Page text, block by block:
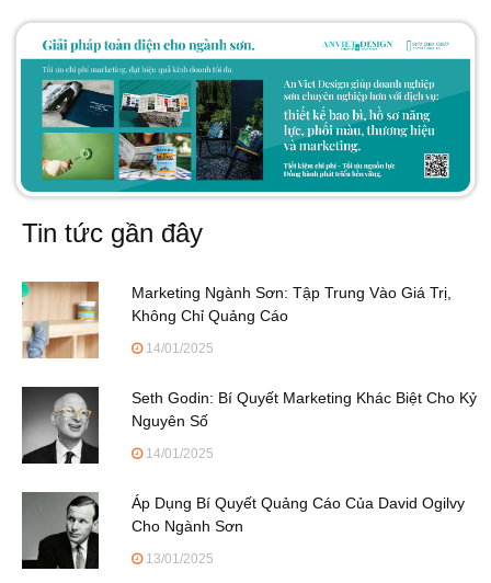
Tin tức gần đây
Marketing Ngành Sơn: Tập Trung Vào Giá Trị,
Không Chỉ Quảng Cáo
14/01/2025
Seth Godin: Bí Quyết Marketing Khác Biệt Cho Kỷ
Nguyên Số
14/01/2025
Áp Dụng Bí Quyết Quảng Cáo Của David Ogilvy
Cho Ngành Sơn
13/01/2025